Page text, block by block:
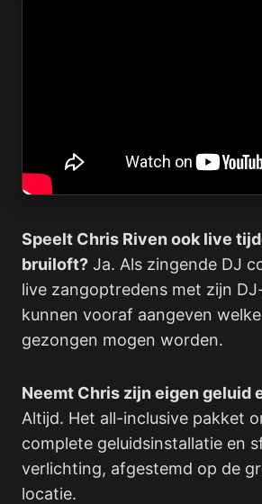
Speelt Chris Riven ook live
bruiloft? Ja. Als zingende DJ
live zangoptredens met zijn
kunnen vooraf aangeven
gezongen mogen worden.
Neemt Chris zijn eigen geluid
Altijd. Het all-inclusive pakket
complete geluidsinstallatie en
verlichting, afgestemd op de
locatie.